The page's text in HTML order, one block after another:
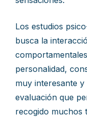
Los estudios
busca la
personalidad,
muy interesante
evaluación que
recogido muchos